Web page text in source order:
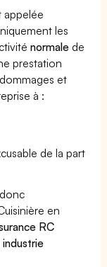
appelée
les
normale de
prestation
et
à :
de la part
en
RC
industrie